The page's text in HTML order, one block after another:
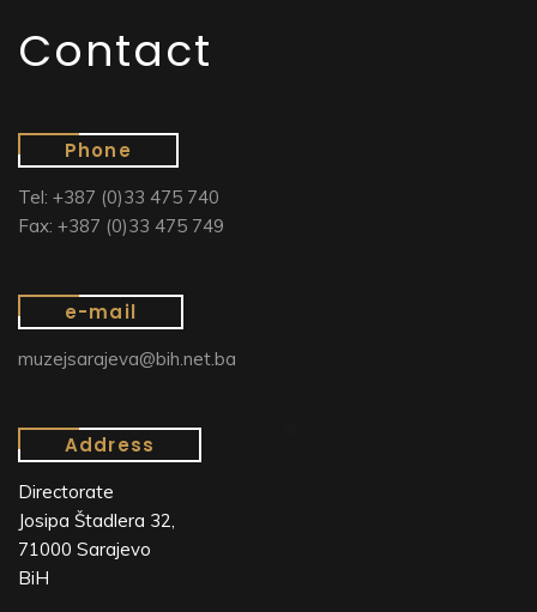
Contact
Phone
Tel: +387 (0)33 475 740
Fax: +387 (0)33 475 749
e-mail
muzejsarajeva@bih.net.ba
Address
Directorate
Josipa Štadlera 32,
71000 Sarajevo
BiH